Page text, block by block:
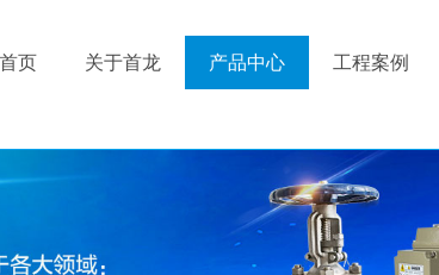
首页 关于首龙 产品中心 工程案例